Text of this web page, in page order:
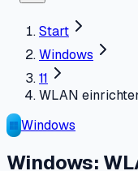
Start
Windows
11
WLAN
Windows
Windows: